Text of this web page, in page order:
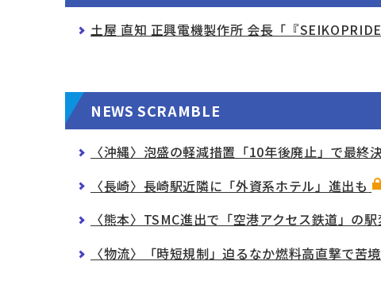
土屋 直知 正興電機製作所 会長「『
NEWS SCRAMBLE
〈沖縄〉泡盛の軽減措置「10年後廃止」で最終
〈長崎〉長崎駅近隣に「外資系ホテル」進出も
〈熊本〉TSMC進出で「空港アクセス鉄道」の駅
〈物流〉「時短規制」迫るなか燃料高直撃で苦